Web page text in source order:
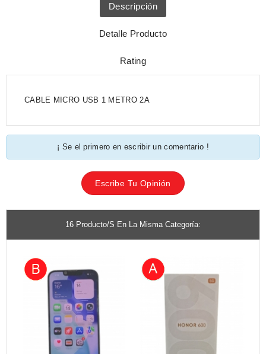
Descripción
Detalle Producto
Rating
CABLE MICRO USB 1 METRO 2A
¡ Se el primero en escribir un comentario !
Escribe Tu Opinión
16 Producto/s En La Misma Categoría: